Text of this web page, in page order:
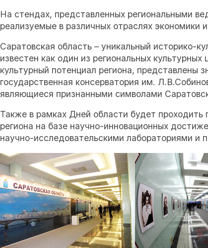
На стендах, представленных региональными
реализуемые в различных отраслях экономики
Саратовская область – уникальный историко-
известен как один из региональных
культурный потенциал региона, представлены
государственная консерватория им.
являющиеся признанными символами
Также в рамках Дней области будет проходить
региона на базе научно-инновационных
научно-исследовательскими лабораториями и